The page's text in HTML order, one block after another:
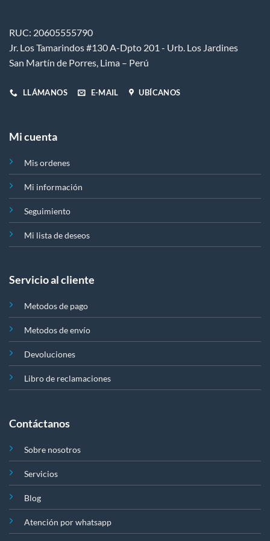
la
página
de
RUC: 20605555790
Jr. Los Tamarindos #130 A-Dpto 201 - Urb. Los Jardines
San Martín de Porres, Lima – Perú
LLÁMANOS E-MAIL UBÍCANOS
Mi cuenta
Mis ordenes
Mi información
Seguimiento
Mi lista de deseos
Servicio al cliente
Metodos de pago
Metodos de envío
Devoluciones
Libro de reclamaciones
Contáctanos
Sobre nosotros
Servicios
Blog
Atención por whatsapp